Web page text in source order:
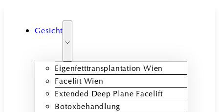
Gesicht
Eigenfetttransplantation Wien
Facelift Wien
Extended Deep Plane Facelift
Botoxbehandlung